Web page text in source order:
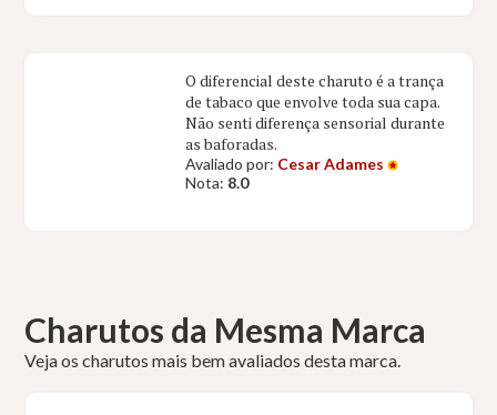
O diferencial deste charuto é a trança
de tabaco que envolve toda sua capa.
Não senti diferença sensorial durante
as baforadas.
Avaliado por: Cesar Adames
Nota: 8.0
Charutos da Mesma Marca
Veja os charutos mais bem avaliados desta marca.